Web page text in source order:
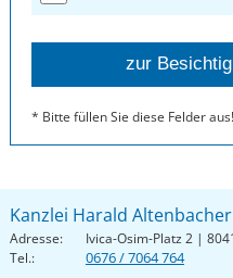
* Bitte füllen Sie diese Felder aus!
Kanzlei Harald
Adresse:
Ivica-Osim-Platz 2 |
Tel.:
0676 / 7064 764